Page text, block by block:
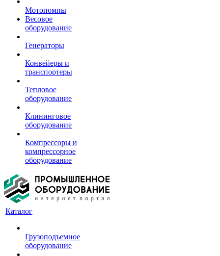
Мотопомпы
Весовое
оборудование
Генераторы
Конвейеры и
транспортеры
Тепловое
оборудование
Клининговое
оборудование
Компрессоры и
компрессорное
оборудование
Каталог
Грузоподъемное
оборудование